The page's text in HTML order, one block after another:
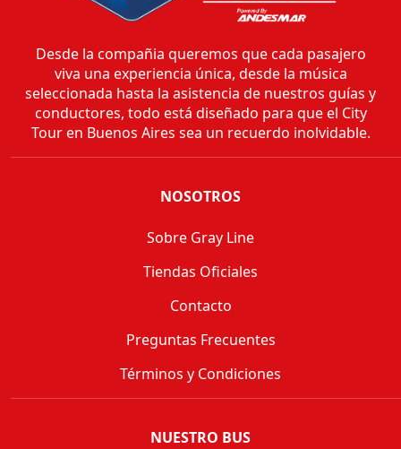
Desde la compañia queremos que cada pasajero
viva una experiencia única, desde la música
seleccionada hasta la asistencia de nuestros guías y
conductores, todo está diseñado para que el City
Tour en Buenos Aires sea un recuerdo inolvidable.
NOSOTROS
Sobre Gray Line
Tiendas Oficiales
Contacto
Preguntas Frecuentes
Términos y Condiciones
NUESTRO BUS